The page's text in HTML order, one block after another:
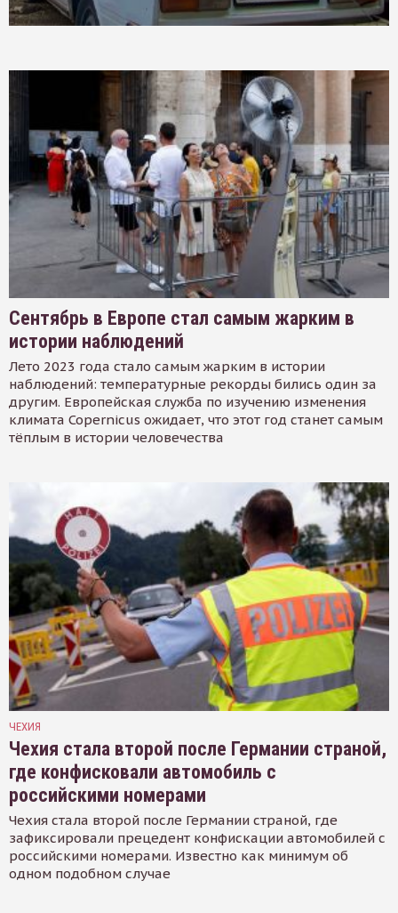
Сентябрь в Европе стал самым жарким в
истории наблюдений
Лето 2023 года стало самым жарким в истории
наблюдений: температурные рекорды бились один за
другим. Европейская служба по изучению изменения
климата Copernicus ожидает, что этот год станет самым
тёплым в истории человечества
ЧЕХИЯ
Чехия стала второй после Германии страной,
где конфисковали автомобиль с
российскими номерами
Чехия стала второй после Германии страной, где
зафиксировали прецедент конфискации автомобилей с
российскими номерами. Известно как минимум об
одном подобном случае